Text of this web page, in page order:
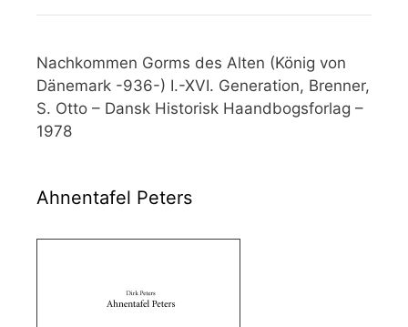
Nachkommen Gorms des Alten (König von
Dänemark -936-) I.-XVI. Generation, Brenner,
S. Otto – Dansk Historisk Haandbogsforlag –
1978
Ahnentafel Peters